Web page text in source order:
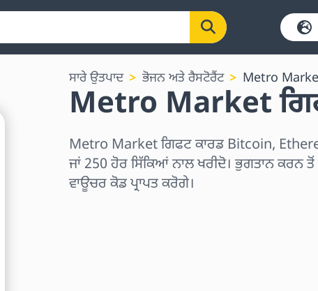
ਸਾਰੇ ਉਤਪਾਦ ਭੋਜਨ ਅਤੇ ਰੈਸਟੋਰੈਂਟ Metro
Metro Market
Metro Market ਗਿਫਟ ਕਾਰਡ Bitcoin,
ਜਾਂ 250 ਹੋਰ ਸਿੱਕਿਆਂ ਨਾਲ ਖਰੀਦੋ। ਭੁਗਤਾਨ ਕਰਨ
ਵਾਊਚਰ ਕੋਡ ਪ੍ਰਾਪਤ ਕਰੋਗੇ।